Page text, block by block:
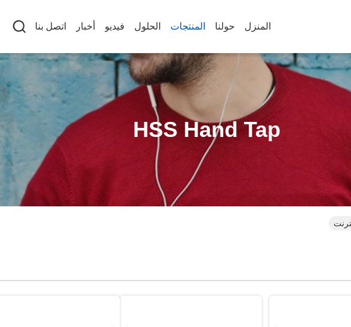
المنزل حولنا المنتجات الحلول فيديو أخبار اتصل بنا
HSS Hand Tap